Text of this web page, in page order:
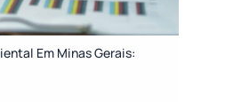
Em Minas Gerais: